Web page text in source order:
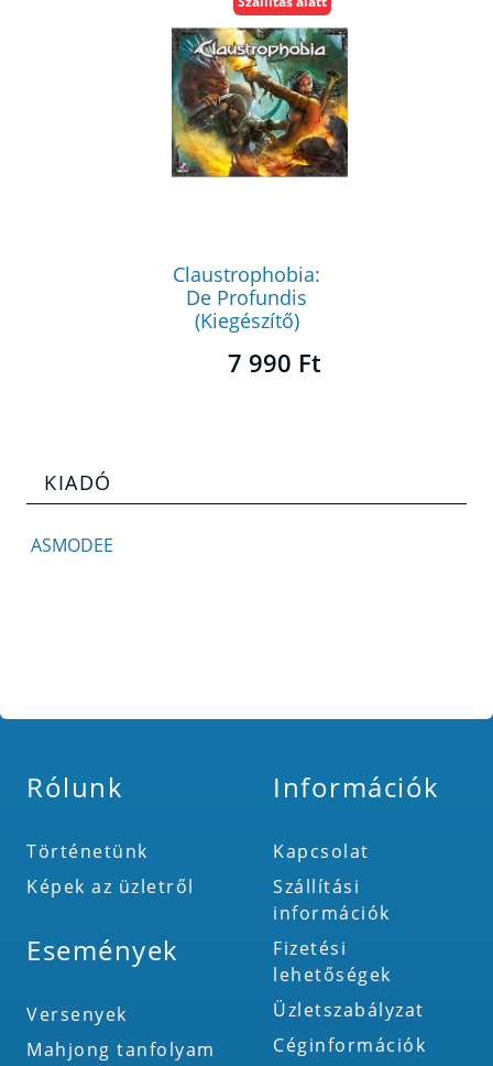
Claustrophobia:
De Profundis
(Kiegészítő)
7 990 Ft
KIADÓ
ASMODEE
Rólunk
Történetünk
Képek az üzletről
Események
Versenyek
Mahjong tanfolyam
Információk
Kapcsolat
Szállítási
információk
Fizetési
lehetőségek
Üzletszabályzat
Céginformációk